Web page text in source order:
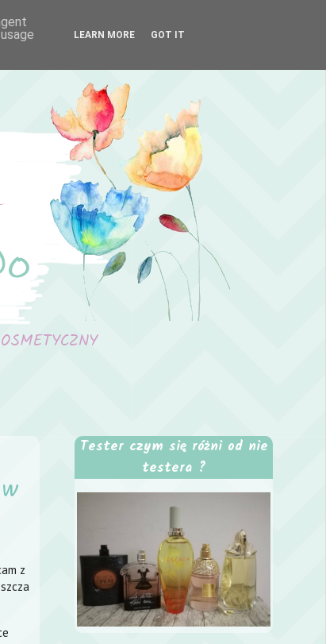
z
Tester czym się różni od nie
testera ?
LEARN MORE GOT IT